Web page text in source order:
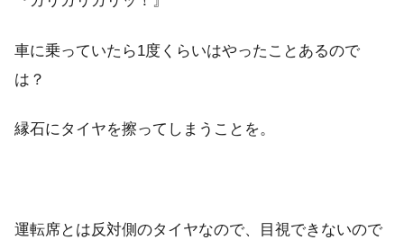
車に乗っていたら1度くらいはやったことあるので
は？
縁石にタイヤを擦ってしまうことを。
運転席とは反対側のタイヤなので、目視できないので